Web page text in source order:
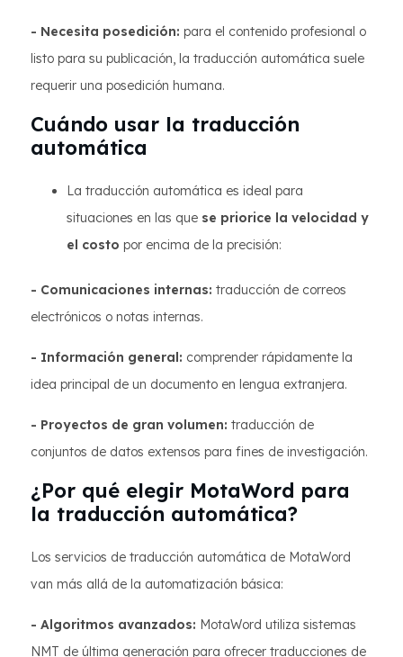
- Necesita posedición: para el contenido profesional o
listo para su publicación, la traducción automática suele
requerir una posedición humana.
Cuándo usar la traducción
automática
La traducción automática es ideal para
situaciones en las que se priorice la velocidad y
el costo por encima de la precisión:
- Comunicaciones internas: traducción de correos
electrónicos o notas internas.
- Información general: comprender rápidamente la
idea principal de un documento en lengua extranjera.
- Proyectos de gran volumen: traducción de
conjuntos de datos extensos para fines de investigación.
¿Por qué elegir MotaWord para
la traducción automática?
Los servicios de traducción automática de MotaWord
van más allá de la automatización básica:
- Algoritmos avanzados: MotaWord utiliza sistemas
NMT de última generación para ofrecer traducciones de